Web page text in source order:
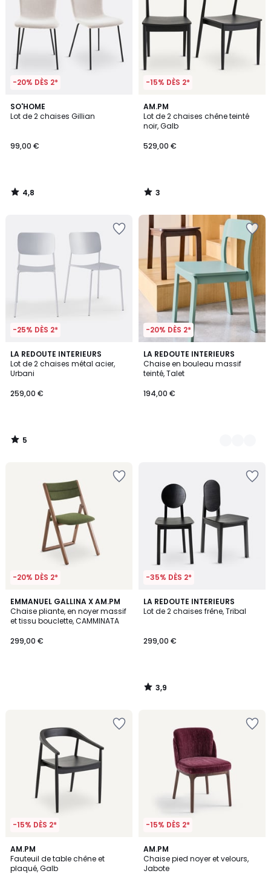
-20% DÈS 2*
SO'HOME
Lot de 2 chaises Gillian
99,00 €
4,8
/ 5
4,8
/
-15% DÈS 2*
AM.PM
Lot de 2 chaises chêne teinté
noir, Galb
529,00 €
3
/
5
3
/
-25% DÈS 2*
LA REDOUTE INTERIEURS
Lot de 2 chaises métal acier,
Urbani
259,00 €
5
/
5
5
/
-20% DÈS 2*
LA REDOUTE INTERIEURS
Chaise en bouleau massif
teinté, Talet
194,00 €
3
Couleurs
-20% DÈS 2*
EMMANUEL GALLINA X AM.PM
Chaise pliante, en noyer massif
et tissu bouclette, CAMMINATA
299,00 €
-35% DÈS 2*
LA REDOUTE INTERIEURS
Lot de 2 chaises frêne, Tribal
299,00 €
3,9
/ 5
3,9
/
-15% DÈS 2*
AM.PM
Fauteuil de table chêne et
plaqué, Galb
4
/
5
-15% DÈS 2*
AM.PM
Chaise pied noyer et velours,
Jabote
5
/
5